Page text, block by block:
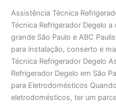
Assistência Técnica
Técnica Refrigerador Degelo a
grande São Paulo e ABC
para instalação, conserto e
Técnica Refrigerador Degelo
Refrigerador Degelo em São
para Eletrodomésticos
eletrodomésticos, ter um